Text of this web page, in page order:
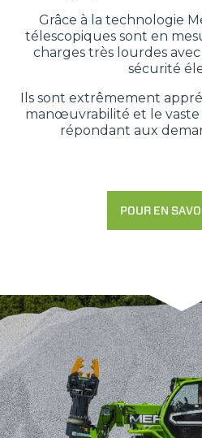
Questo sito web utilizza i
“Questo sito web utilizza i
fine di fornire annunci
personalizzati. Cliccando sul
il banner verrà chiuso e non
Grâce à la technologie
télescopiques sont en
charges très lourdes
sécurité
Ils sont extrêmement
manœuvrabilité et le
répondant aux
POUR EN